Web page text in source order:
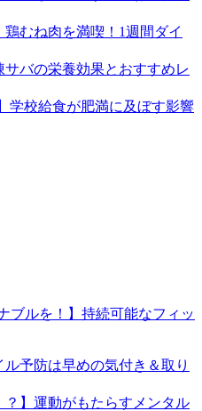
むね肉を満喫！1週間ダイ
サバの栄養効果とおすすめレ
学校給食が肥満に及ぼす影響
ブルを！】持続可能なフィッ
ル予防は早めの気付き＆取り
？】運動がもたらすメンタル